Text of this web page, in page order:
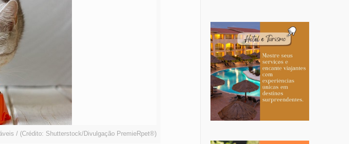
/ (Crédito: Shutterstock/Divulgação PremieRpet®)